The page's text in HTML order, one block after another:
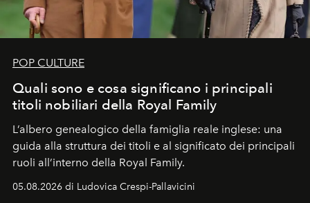
POP CULTURE
Quali sono e cosa significano i principali
titoli nobiliari della Royal Family
L’albero genealogico della famiglia reale inglese: una
guida alla struttura dei titoli e al significato dei principali
ruoli all’interno della Royal Family.
05.08.2026 di Ludovica Crespi-Pallavicini